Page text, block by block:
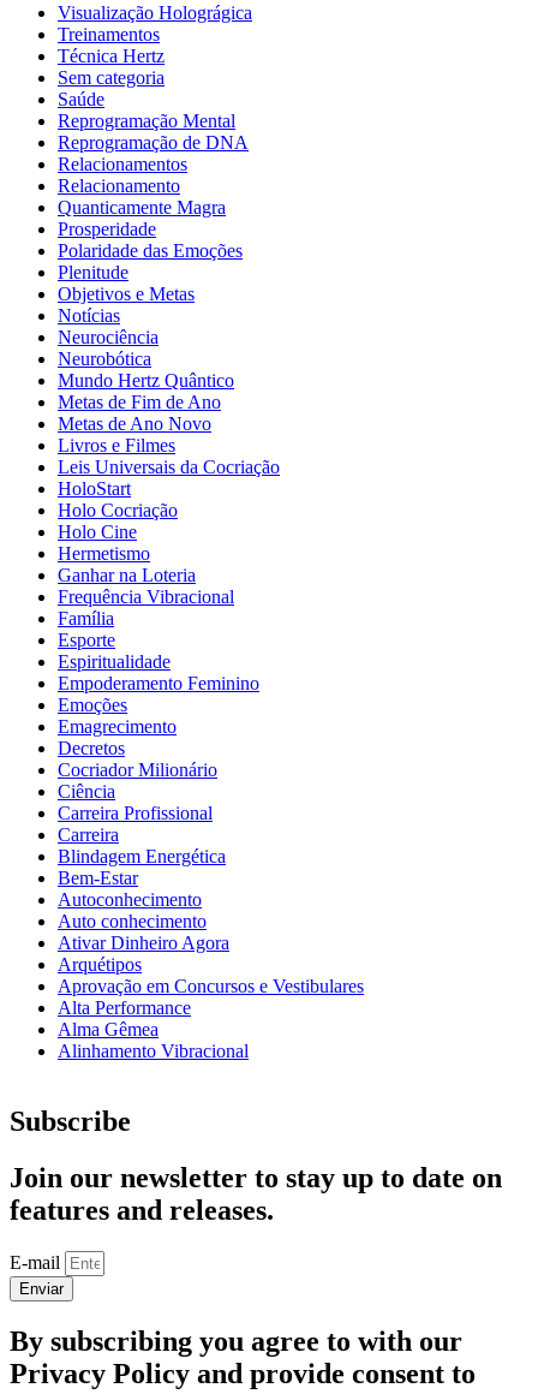
Visualização Holográgica
Treinamentos
Técnica Hertz
Sem categoria
Saúde
Reprogramação Mental
Reprogramação de DNA
Relacionamentos
Relacionamento
Quanticamente Magra
Prosperidade
Polaridade das Emoções
Plenitude
Objetivos e Metas
Notícias
Neurociência
Neurobótica
Mundo Hertz Quântico
Metas de Fim de Ano
Metas de Ano Novo
Livros e Filmes
Leis Universais da Cocriação
HoloStart
Holo Cocriação
Holo Cine
Hermetismo
Ganhar na Loteria
Frequência Vibracional
Família
Esporte
Espiritualidade
Empoderamento Feminino
Emoções
Emagrecimento
Decretos
Cocriador Milionário
Ciência
Carreira Profissional
Carreira
Blindagem Energética
Bem-Estar
Autoconhecimento
Auto conhecimento
Ativar Dinheiro Agora
Arquétipos
Aprovação em Concursos e Vestibulares
Alta Performance
Alma Gêmea
Alinhamento Vibracional
Subscribe
Join our newsletter to stay up to date on
features and releases.
E-mail
Enviar
By subscribing you agree to with our
Privacy Policy and provide consent to